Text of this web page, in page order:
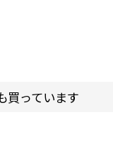
買っています